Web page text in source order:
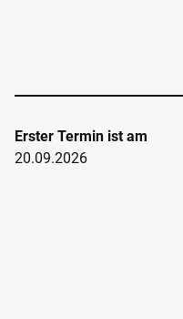
Erster Termin ist am
20.09.2026